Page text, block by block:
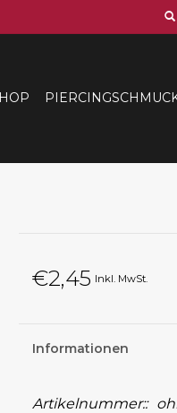
€2,45 Inkl. MwSt.
Informationen
Artikelnummer::